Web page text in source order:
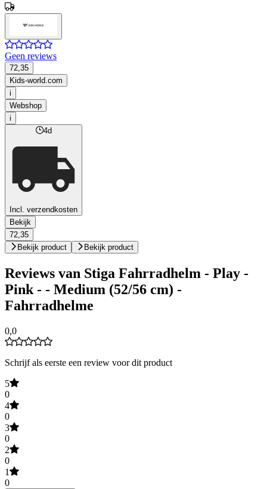
Geen reviews
72,35
Kids-world.com
i
Webshop
i
4d
Incl. verzendkosten
Bekijk
72,35
Bekijk product
Bekijk product
Reviews van Stiga Fahrradhelm - Play -
Pink - - Medium (52/56 cm) -
Fahrradhelme
0,0
Schrijf als eerste een review voor dit product
5
0
4
0
3
0
2
0
1
0